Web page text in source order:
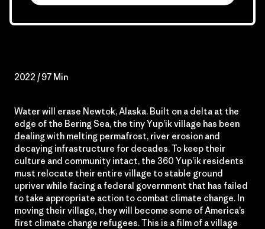
2022 / 97 Min
Water will erase Newtok, Alaska. Built on a delta at the
edge of the Bering Sea, the tiny Yup’ik village has been
dealing with melting permafrost, river erosion and
decaying infrastructure for decades. To keep their
culture and community intact, the 360 Yup’ik residents
must relocate their entire village to stable ground
upriver while facing a federal government that has failed
to take appropriate action to combat climate change. In
moving their village, they will become some of America’s
first climate change refugees. This is a film of a village